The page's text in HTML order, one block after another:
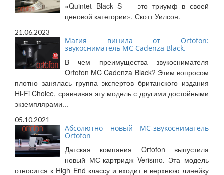
«Quintet Black S — это триумф в своей
ценовой категории». Скотт Уилсон.
21.06.2023
Магия винила от Ortofon:
звукосниматель MC Cadenza Black.
В чем преимущества звукоснимателя
Ortofon MC Cadenza Black? Этим вопросом
плотно занялась группа экспертов британского издания
Hi-Fi Choice, сравнивая эту модель с другими достойными
экземплярами...
05.10.2021
Абсолютно новый МС-звукосниматель
Ortofon
Датская компания Ortofon выпустила
новый МС-картридж Verismo. Эта модель
относится к High End классу и входит в верхнюю линейку